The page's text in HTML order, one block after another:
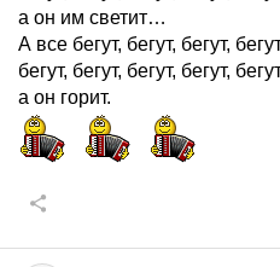
а он им светит…
А все бегут, бегут, бегут,
бегут, бегут, бегут, бегут,
а он горит.